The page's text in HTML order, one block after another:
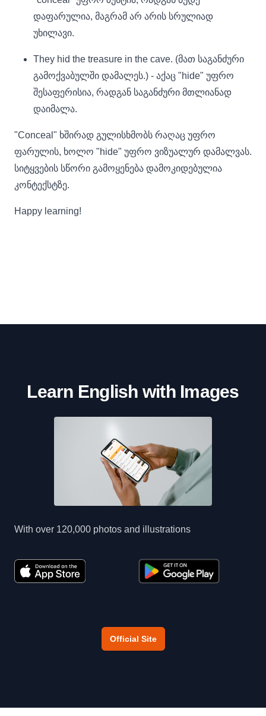
დაფარულია, მაგრამ არ არის სრულიად
უხილავი.
They hid the treasure in the cave. (მათ საგანძური
გამოქვაბულში დამალეს.) - აქაც "hide" უფრო
შესაფერისია, რადგან საგანძური მთლიანად
დაიმალა.
"Conceal" ხშირად გულისხმობს რაღაც უფრო
ფარულის, ხოლო "hide" უფრო ვიზუალურ დამალვას.
სიტყვების სწორი გამოყენება დამოკიდებულია
კონტექსტზე.
Happy learning!
Learn English with Images
With over 120,000 photos and illustrations
Official Site